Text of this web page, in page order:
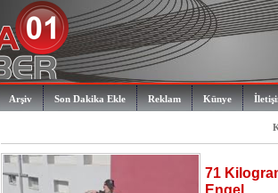
Arşiv Son Dakika Ekle Reklam Künye
71
Engel